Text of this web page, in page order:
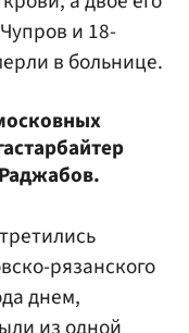
и 18-
в больнице.
рязанского
днем,